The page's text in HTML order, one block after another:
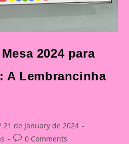
2024 para
A Lembrancinha
21 de January de 2024
Post0 Comments